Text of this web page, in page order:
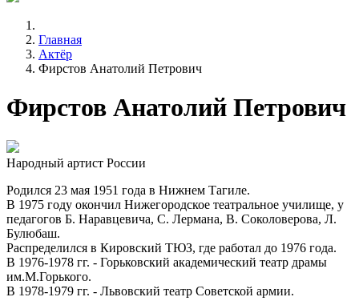
Главная
Актёр
Фирстов Анатолий Петрович
Фирстов Анатолий Петрович
Народный артист России
Родился 23 мая 1951 года в Нижнем Тагиле.
В 1975 году окончил Нижегородское театральное училище, у
педагогов Б. Наравцевича, С. Лермана, В. Соколоверова, Л.
Булюбаш.
Распределился в Кировский ТЮЗ, где работал до 1976 года.
В 1976-1978 гг. - Горьковский академический театр драмы
им.М.Горького.
В 1978-1979 гг. - Львовский театр Советской армии.